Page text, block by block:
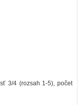
3/4 (rozsah 1-5), počet